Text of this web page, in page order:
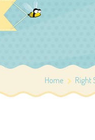
Home Right